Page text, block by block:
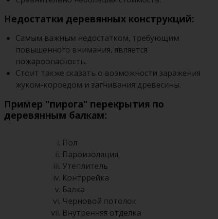
Недостатки деревянных конструкций:
Самым важным недостатком, требующим
повышенного внимания, является
пожароопасность.
Стоит также сказать о возможности заражения
жуком-короедом и загнивания древесины.
Пример "пирога" перекрытия по
деревянным балкам:
Пол
Пароизоляция
Утеплитель
Контррейка
Балка
Черновой потолок
Внутренняя отделка